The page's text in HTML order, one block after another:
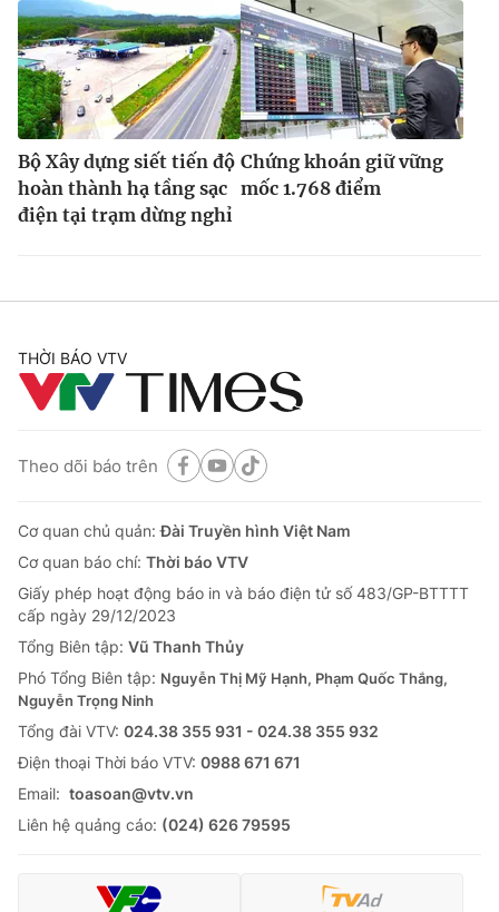
Bộ Xây dựng siết tiến độ
hoàn thành hạ tầng sạc
điện tại trạm dừng nghỉ
Chứng khoán giữ vững
mốc 1.768 điểm
THỜI BÁO VTV
Theo dõi báo trên
Cơ quan chủ quản:Đài Truyền hình Việt Nam
Cơ quan báo chí: Thời báo VTV
Giấy phép hoạt động báo in và báo điện tử số 483/GP-BTTTT
cấp ngày 29/12/2023
Tổng Biên tập: Vũ Thanh Thủy
Phó Tổng Biên tập: Nguyễn Thị Mỹ Hạnh, Phạm Quốc Thắng,
Nguyễn Trọng Ninh
Tổng đài VTV: 024.38 355 931 - 024.38 355 932
Ðiện thoại Thời báo VTV: 0988 671 671
Email: toasoan@vtv.vn
Liên hệ quảng cáo: (024) 626 79595